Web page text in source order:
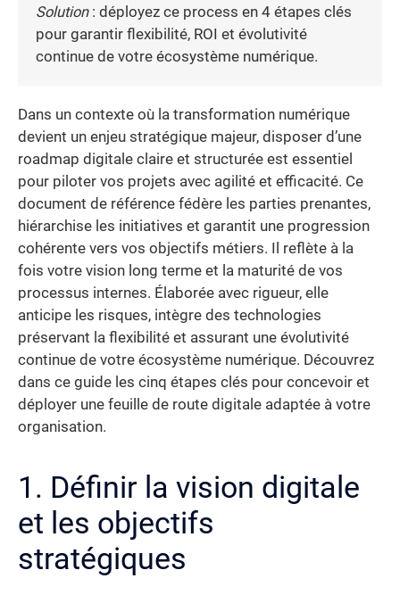
Solution: déployez ce process en 4 étapes clés
pour garantir flexibilité, ROI et évolutivité
continue de votre écosystème numérique.
Dans un contexte où la transformation numérique
devient un enjeu stratégique majeur, disposer d’une
roadmap digitale claire et structurée est essentiel
pour piloter vos projets avec agilité et efficacité. Ce
document de référence fédère les parties prenantes,
hiérarchise les initiatives et garantit une progression
cohérente vers vos objectifs métiers. Il reflète à la
fois votre vision long terme et la maturité de vos
processus internes. Élaborée avec rigueur, elle
anticipe les risques, intègre des technologies
préservant la flexibilité et assurant une évolutivité
continue de votre écosystème numérique. Découvrez
dans ce guide les cinq étapes clés pour concevoir et
déployer une feuille de route digitale adaptée à votre
organisation.
1. Définir la vision digitale
et les objectifs
stratégiques